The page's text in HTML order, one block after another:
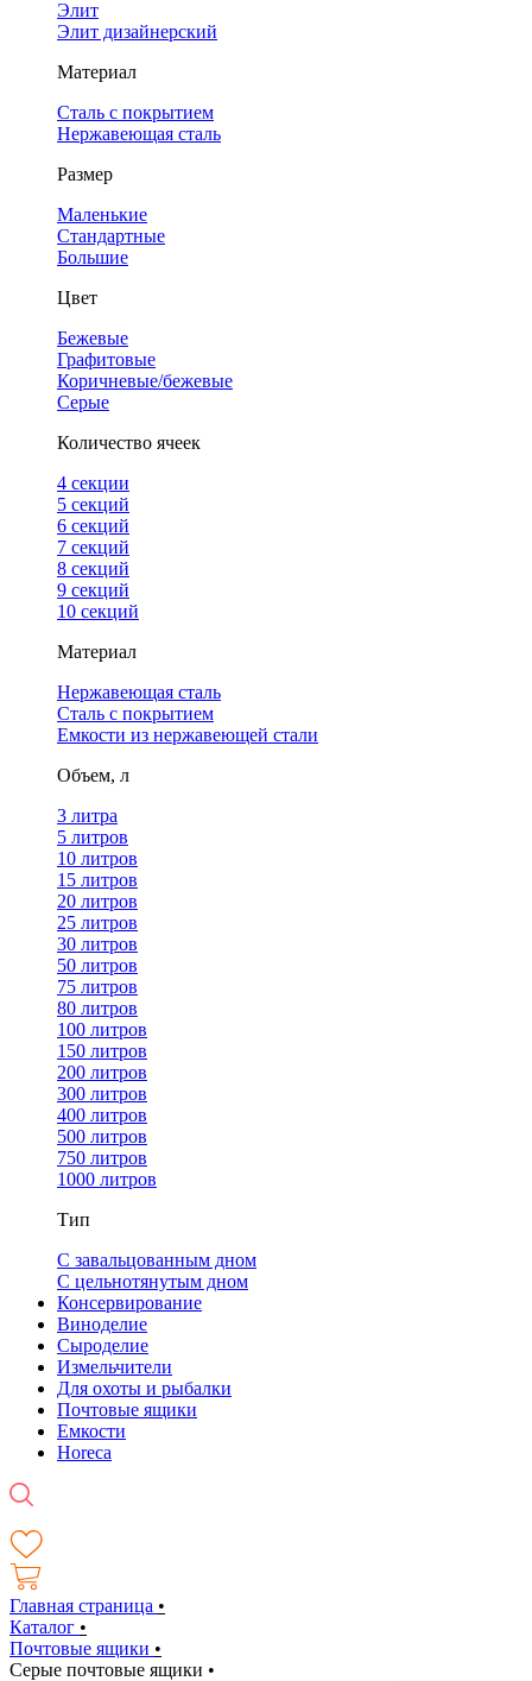
Элит
Элит дизайнерский
Материал
Сталь с покрытием
Нержавеющая сталь
Размер
Маленькие
Стандартные
Большие
Цвет
Бежевые
Графитовые
Коричневые/бежевые
Серые
Количество ячеек
4 cекции
5 секций
6 секций
7 секций
8 секций
9 секций
10 секций
Материал
Нержавеющая сталь
Сталь с покрытием
Емкости из нержавеющей стали
Объем, л
3 литра
5 литров
10 литров
15 литров
20 литров
25 литров
30 литров
50 литров
75 литров
80 литров
100 литров
150 литров
200 литров
300 литров
400 литров
500 литров
750 литров
1000 литров
Тип
С завальцованным дном
С цельнотянутым дном
Консервирование
Виноделие
Сыроделие
Измельчители
Для охоты и рыбалки
Почтовые ящики
Емкости
Horeca
Главная страница •
Каталог •
Почтовые ящики •
Серые почтовые ящики •